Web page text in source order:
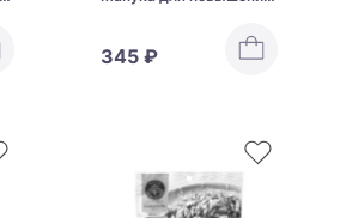
организма Unimat Riken
Manuka Honey Candy
345 ₽